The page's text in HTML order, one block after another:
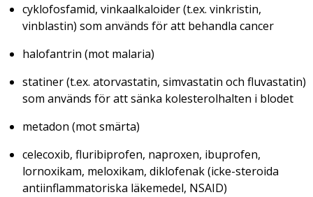
cyklofosfamid, vinkaalkaloider (t.ex. vinkristin,
vinblastin) som används för att behandla cancer
halofantrin (mot malaria)
statiner (t.ex. atorvastatin, simvastatin och fluvastatin)
som används för att sänka kolesterolhalten i blodet
metadon (mot smärta)
celecoxib, fluribiprofen, naproxen, ibuprofen,
lornoxikam, meloxikam, diklofenak (icke-steroida
antiinflammatoriska läkemedel, NSAID)